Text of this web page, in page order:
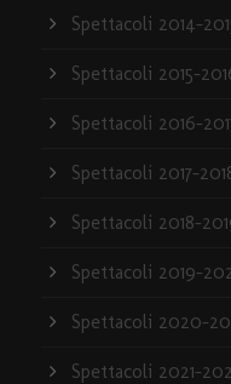
Spettacoli 2014-
Spettacoli 2015-
Spettacoli 2016-
Spettacoli 2017-
Spettacoli 2018-
Spettacoli 2019-
Spettacoli 2020-
Spettacoli 2021-